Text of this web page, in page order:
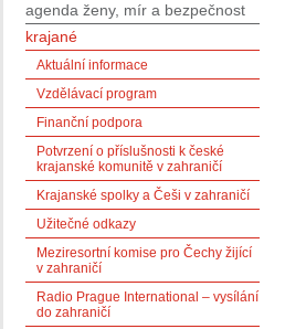
agenda ženy, mír a bezpečnost
krajané
Aktuální informace
Vzdělávací program
Finanční podpora
Potvrzení o příslušnosti k české
krajanské komunitě v zahraničí
Krajanské spolky a Češi v zahraničí
Užitečné odkazy
Meziresortní komise pro Čechy žijící
v zahraničí
Radio Prague International – vysílání
do zahraničí